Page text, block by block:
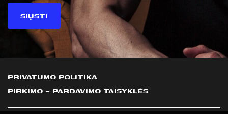
PRIVATUMO POLITIKA
PIRKIMO – PARDAVIMO TAISYKLĖS